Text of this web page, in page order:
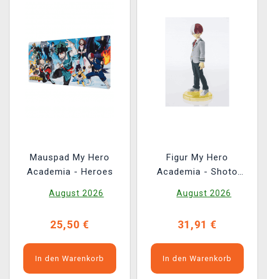
Mauspad My Hero
Academia - Heroes
August 2026
25,50 €
In den Warenkorb
Figur My Hero
Academia - Shoto
Nations)
August 2026
31,91 €
In den Warenkorb